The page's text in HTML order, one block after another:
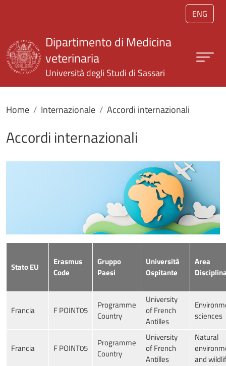
Salta al contenuto principale
ENG
Dipartimento di Medicina
veterinaria
Università degli Studi di Sassari
Home Internazionale Accordi internazionali
Accordi internazionali
Stato EU
Erasmus
Code
Gruppo
Paesi
Università
Ospitante
Area
Francia F POINT05
Programme
Country
University
of French
Antilles
sciences
Francia F POINT05
Programme
Country
University
of French
Antilles
Natural
and